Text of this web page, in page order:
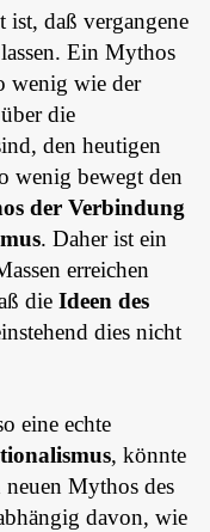
daß vergangene
Ein Mythos
wenig wie der
die
den heutigen
wenig bewegt den
der Verbindung
. Daher ist ein
erreichen
die Ideen des
dies nicht
eine echte
, könnte
neuen Mythos des
davon, wie